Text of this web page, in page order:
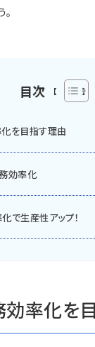
目次
を目指す理由
効率化
で生産性アップ！
率化を